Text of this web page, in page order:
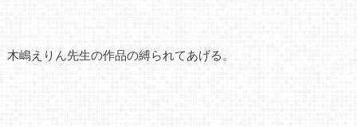
木嶋えりん先生の作品の縛られてあげる。